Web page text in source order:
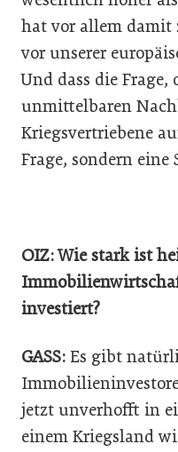
hat vor allem damit
vor unserer
Und dass die Frage,
unmittelbaren
Kriegsvertriebene
Frage, sondern
OIZ: Wie stark ist
investiert?
GASS: Es gibt
jetzt unverhofft in
einem Kriegsland